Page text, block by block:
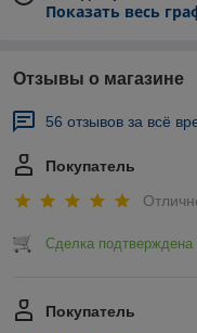
Показать весь
Отзывы о магазине
56 отзывов за всё
Покупатель
Сделка подтверждена
Покупатель